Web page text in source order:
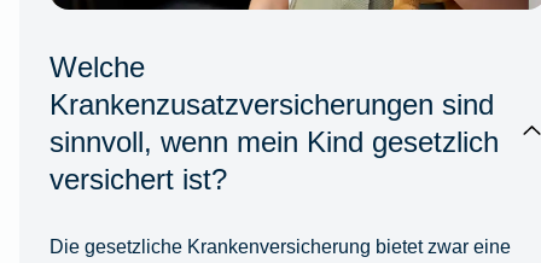
Welche
Krankenzusatzversicherungen sind
sinnvoll, wenn mein Kind gesetzlich
versichert ist?
Die gesetzliche Krankenversicherung bietet zwar eine